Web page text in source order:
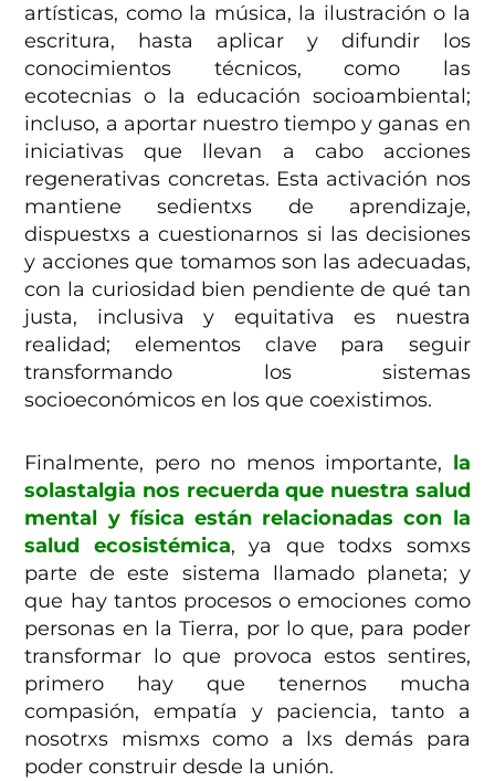
artísticas, como la música, la ilustración o la
escritura, hasta aplicar y difundir los
conocimientos técnicos, como las
ecotecnias o la educación socioambiental;
incluso, a aportar nuestro tiempo y ganas en
iniciativas que llevan a cabo acciones
regenerativas concretas. Esta activación nos
mantiene sedientxs de aprendizaje,
dispuestxs a cuestionarnos si las decisiones
y acciones que tomamos son las adecuadas,
con la curiosidad bien pendiente de qué tan
justa, inclusiva y equitativa es nuestra
realidad; elementos clave para seguir
transformando los sistemas
socioeconómicos en los que coexistimos.
Finalmente, pero no menos importante, la
solastalgia nos recuerda que nuestra salud
mental y física están relacionadas con la
salud ecosistémica, ya que todxs somxs
parte de este sistema llamado planeta; y
que hay tantos procesos o emociones como
personas en la Tierra, por lo que, para poder
transformar lo que provoca estos sentires,
primero hay que tenernos mucha
compasión, empatía y paciencia, tanto a
nosotrxs mismxs como a lxs demás para
poder construir desde la unión.